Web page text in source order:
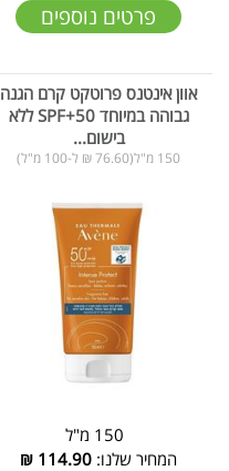
פרטים נוספים
אוון אינטנס פרוטקט קרם הגנה
גבוהה במיוחד SPF+50 ללא
בישום...
150 מ"ל(76.60 ₪ ל-100 מ"ל)
המחיר שלנו: 114.90
₪